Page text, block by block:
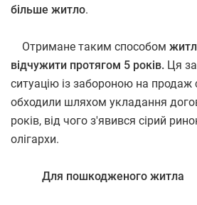
більше житло.
Отримане таким способом
відчужити протягом 5 років. Ця
ситуацію із забороною на продаж
обходили шляхом укладання
років, від чого з'явився сірий
олігархи.
Для пошкодженого житла